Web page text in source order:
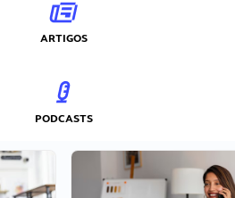
ARTIGOS
PODCASTS